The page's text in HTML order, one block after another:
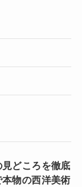
どころを徹底
物の西洋美術